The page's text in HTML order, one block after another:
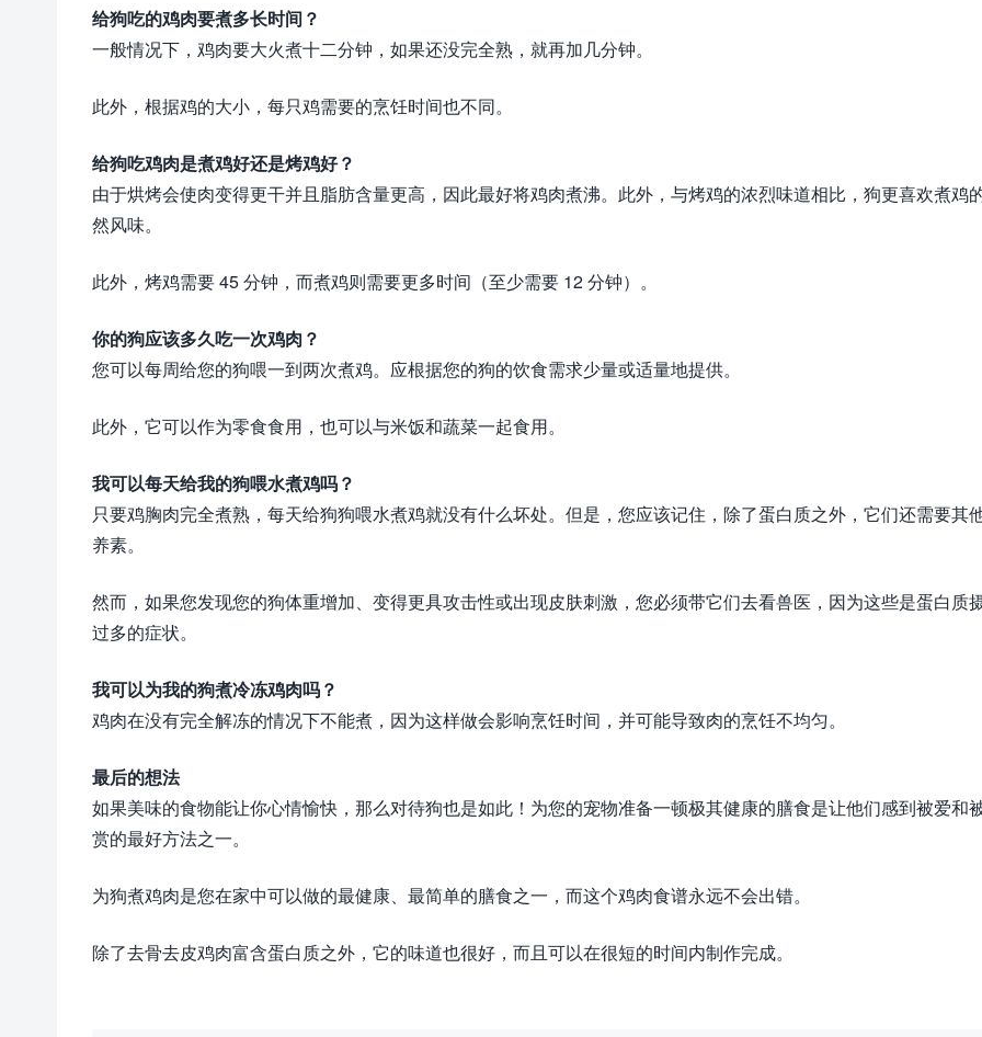
给狗吃的鸡肉要煮多长时间？
一般情况下，鸡肉要大火煮十二分钟，如果还没完全熟，就再加几分钟。
此外，根据鸡的大小，每只鸡需要的烹饪时间也不同。
给狗吃鸡肉是煮鸡好还是烤鸡好？
由于烘烤会使肉变得更干并且脂肪含量更高，因此最好将鸡肉煮沸。此外，与烤鸡的浓烈味道相比，狗更喜欢煮鸡
然风味。
此外，烤鸡需要 45 分钟，而煮鸡则需要更多时间（至少需要 12 分钟）。
你的狗应该多久吃一次鸡肉？
您可以每周给您的狗喂一到两次煮鸡。应根据您的狗的饮食需求少量或适量地提供。
此外，它可以作为零食食用，也可以与米饭和蔬菜一起食用。
我可以每天给我的狗喂水煮鸡吗？
只要鸡胸肉完全煮熟，每天给狗狗喂水煮鸡就没有什么坏处。但是，您应该记住，除了蛋白质之外，它们还需要其
养素。
然而，如果您发现您的狗体重增加、变得更具攻击性或出现皮肤刺激，您必须带它们去看兽医，因为这些是蛋白质
过多的症状。
我可以为我的狗煮冷冻鸡肉吗？
鸡肉在没有完全解冻的情况下不能煮，因为这样做会影响烹饪时间，并可能导致肉的烹饪不均匀。
最后的想法
如果美味的食物能让你心情愉快，那么对待狗也是如此！为您的宠物准备一顿极其健康的膳食是让他们感到被爱和
赏的最好方法之一。
为狗煮鸡肉是您在家中可以做的最健康、最简单的膳食之一，而这个鸡肉食谱永远不会出错。
除了去骨去皮鸡肉富含蛋白质之外，它的味道也很好，而且可以在很短的时间内制作完成。